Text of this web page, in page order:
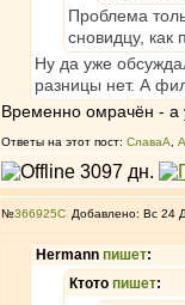
Проблема
сновидцу, как
Ну да уже
разницы нет. А
Временно омрачён - а
Ответы на этот пост: СлаваА
№366925 Добавлено: Вс 24
Hermann пишет:
Ктото пишет: